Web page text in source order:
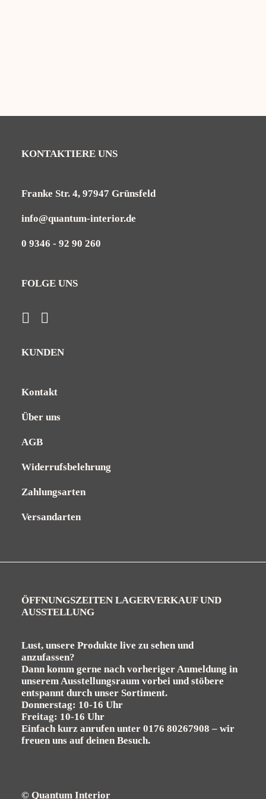
FOLGE UNS
KUNDEN
Kontakt
Über uns
AGB
Widerrufsbelehrung
Zahlungsarten
Versandarten
KONTAKTIERE UNS
Franke Str. 4, 97947 Grünsfeld
info@quantum-interior.de
0 9346 - 92 90 260
ÖFFNUNGSZEITEN LAGERVERKAUF UND
AUSSTELLUNG
Lust, unsere Produkte live zu sehen und
anzufassen?
Dann komm gerne nach vorheriger Anmeldung in
unserem Ausstellungsraum vorbei und stöbere
entspannt durch unser Sortiment.
Donnerstag: 10-16 Uhr
Freitag: 10-16 Uhr
Einfach kurz anrufen unter 0176 80267908 – wir
freuen uns auf deinen Besuch.
© Quantum Interior